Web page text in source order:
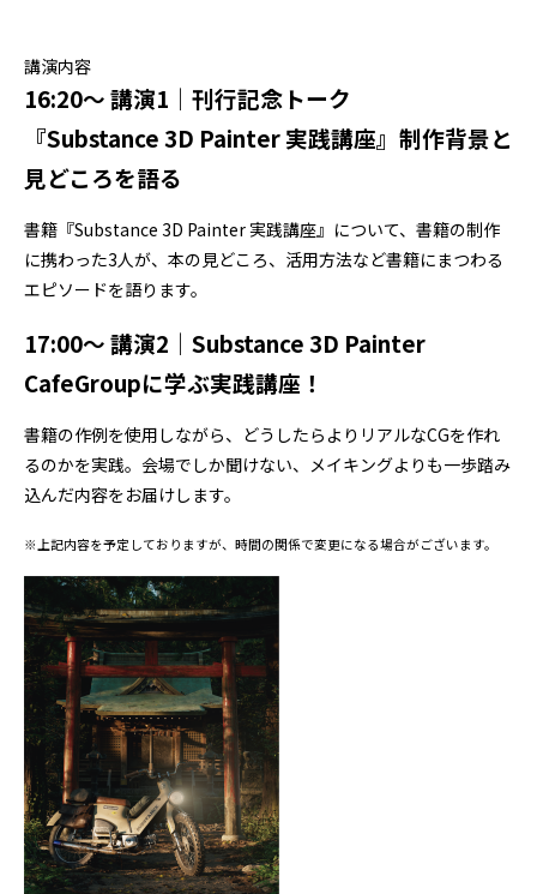
講演内容
16:20〜 講演1｜刊行記念トーク
『Substance 3D Painter 実践講座』制作背景と
見どころを語る
書籍『Substance 3D Painter 実践講座』について、書籍の制作
に携わった3人が、本の見どころ、活用方法など書籍にまつわる
エピソードを語ります。
17:00〜 講演2｜Substance 3D Painter
CafeGroupに学ぶ実践講座！
書籍の作例を使用しながら、どうしたらよりリアルなCGを作れ
るのかを実践。会場でしか聞けない、メイキングよりも一歩踏み
込んだ内容をお届けします。
※上記内容を予定しておりますが、時間の関係で変更になる場合がございます。